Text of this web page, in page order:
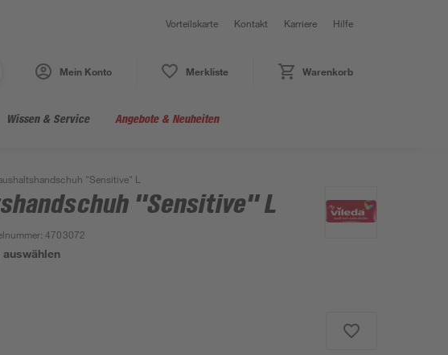
Vorteilskarte Kontakt Karriere Hilfe
Mein Konto Merkliste Warenkorb
Wissen & Service Angebote & Neuheiten
"Sensitive" L
"Sensitive" L
:4703072